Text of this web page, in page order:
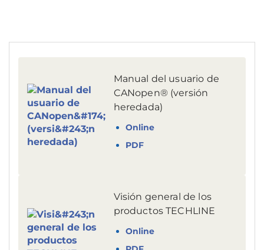
Manual del usuario de
CANopen® (versión
heredada)
Online
PDF
Visión general de los
productos TECHLINE
Online